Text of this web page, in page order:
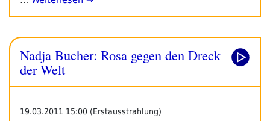
Nadja Bucher: Rosa gegen den Dreck
der Welt
19.03.2011 15:00 (Erstausstrahlung)